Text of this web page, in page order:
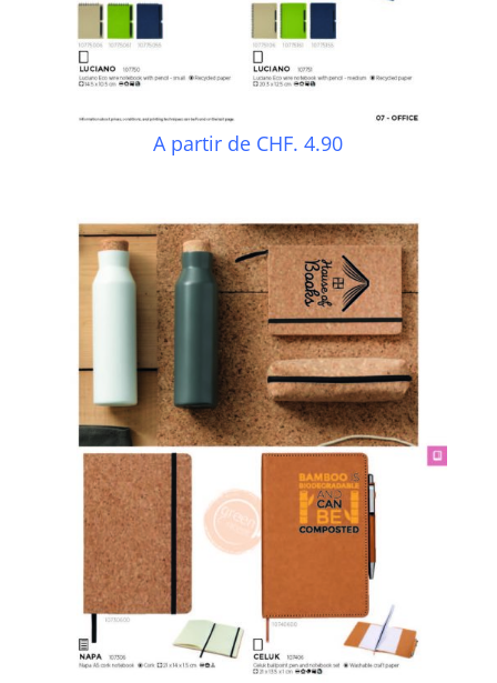
A partir de CHF. 4.90